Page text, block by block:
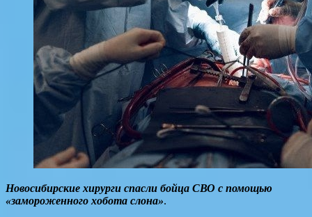
Новосибирские хирурги спасли бойца СВО с помощью
«замороженного хобота слона».